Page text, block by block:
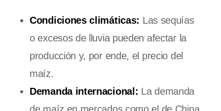
Condiciones climáticas: Las sequías
o excesos de lluvia pueden afectar la
producción y, por ende, el precio del
maíz.
Demanda internacional: La demanda